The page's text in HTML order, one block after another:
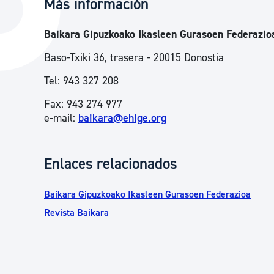
La ciudad
La ciudad ahora
Descubre la ciudad
La ciudad futura
Noticias
Más información
Baikara Gipuzkoako Ikasleen Gurasoen
Baso-Txiki 36, trasera - 20015 Donostia
Tel: 943 327 208
Fax: 943 274 977
e-mail: baikara@ehige.org
Enlaces relacionados
Baikara Gipuzkoako Ikasleen Gurasoen Federazioa
Revista Baikara